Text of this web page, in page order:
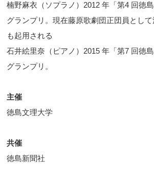
楠野麻衣（ソプラノ）2012 年「第4 回徳
グランプリ。現在藤原歌劇団正団員とし
も起用される
石井絵里奈（ピアノ）2015 年「第7 回徳
グランプリ。
主催
徳島文理大学
共催
徳島新聞社